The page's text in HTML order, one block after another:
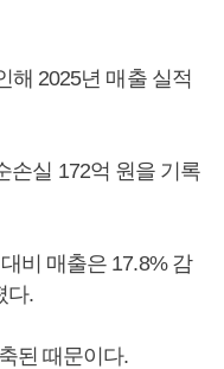
해 2025년 매출 실적
손실 172억 원을 기록
비 매출은 17.8% 감
다.
된 때문이다.